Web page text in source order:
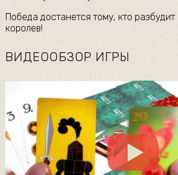
Победа достанется тому, кто
королев!
ВИДЕООБЗОР ИГРЫ